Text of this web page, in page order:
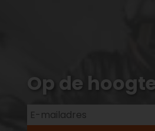
Op de